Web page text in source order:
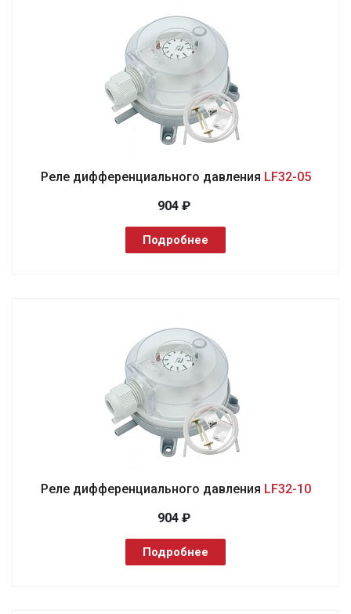
Реле дифференциального давления LF32-05
904 ₽
Подробнее
Реле дифференциального давления LF32-10
904 ₽
Подробнее